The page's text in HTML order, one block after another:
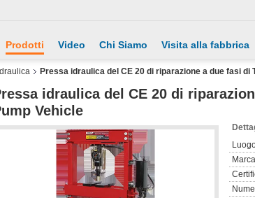
Prodotti Video Chi Siamo Visita alla fabbrica
Pressa idraulica del CE 20 di riparazione a due fasi di
idraulica del CE 20 di
Vehicle